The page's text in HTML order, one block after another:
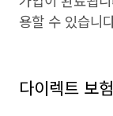
용할 수 있습니
다이렉트 보